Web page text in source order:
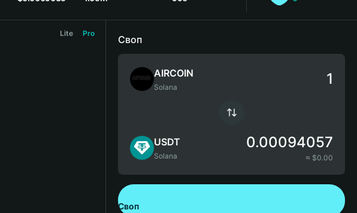
Lite Pro
Своп
AIRCOIN
Solana
USDT
Solana
0.00094057
≈ $0.00
Своп